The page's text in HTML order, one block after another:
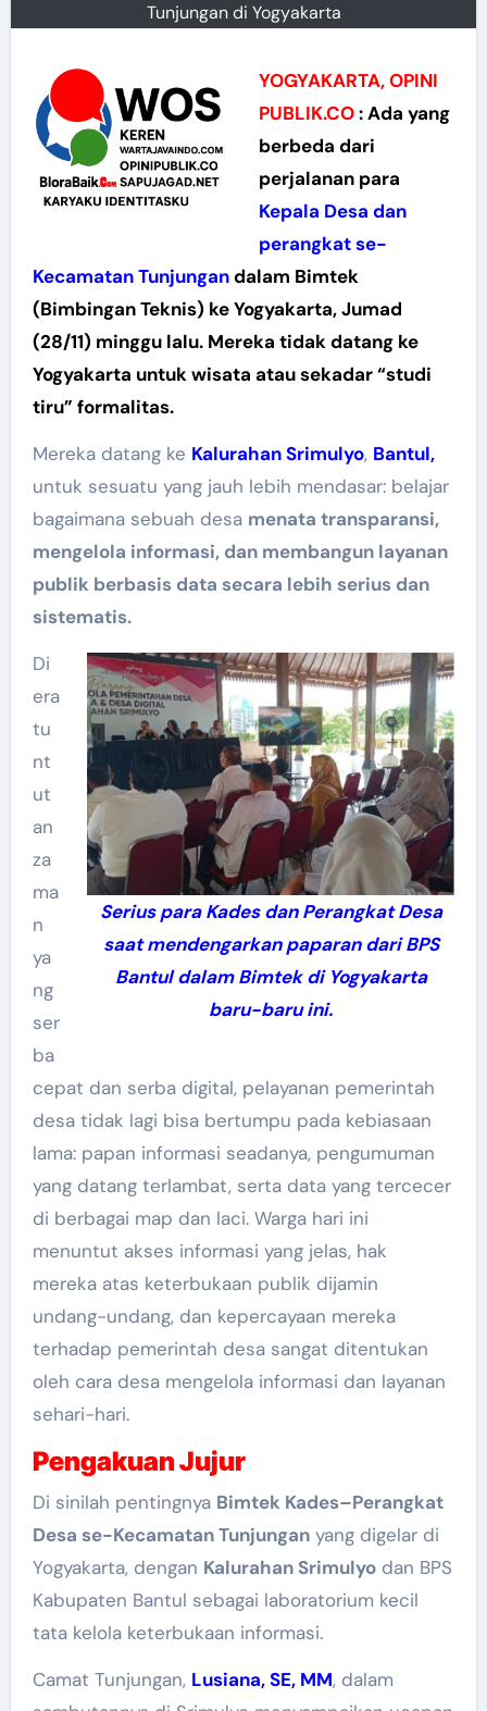
Tunjungan di Yogyakarta
YOGYAKARTA, OPINI
PUBLIK.CO: Ada yang
berbeda dari
perjalanan para
Kepala Desa dan
perangkat se-
Kecamatan Tunjungandalam Bimtek
(Bimbingan Teknis) ke Yogyakarta, Jumad
(28/11) minggu lalu. Mereka tidak datang ke
Yogyakarta untuk wisata atau sekadar “studi
tiru” formalitas.
Mereka datang ke Kalurahan Srimulyo, Bantul,
untuk sesuatu yang jauh lebih mendasar: belajar
bagaimana sebuah desa menata transparansi,
mengelola informasi, dan membangun layanan
publik berbasis data secara lebih serius dan
sistematis.
Serius para Kades dan Perangkat Desa
saat mendengarkan paparan dari BPS
Bantul dalam Bimtek di Yogyakarta
baru-baru ini.
Di
era
tu
nt
ut
an
za
ma
n
ya
ng
ser
ba
cepat dan serba digital, pelayanan pemerintah
desa tidak lagi bisa bertumpu pada kebiasaan
lama: papan informasi seadanya, pengumuman
yang datang terlambat, serta data yang tercecer
di berbagai map dan laci. Warga hari ini
menuntut akses informasi yang jelas, hak
mereka atas keterbukaan publik dijamin
undang-undang, dan kepercayaan mereka
terhadap pemerintah desa sangat ditentukan
oleh cara desa mengelola informasi dan layanan
sehari-hari.
Pengakuan Jujur
Di sinilah pentingnya Bimtek Kades–Perangkat
Desa se-Kecamatan Tunjunganyang digelar di
Yogyakarta, dengan Kalurahan Srimulyodan BPS
Kabupaten Bantul sebagai laboratorium kecil
tata kelola keterbukaan informasi.
Camat Tunjungan, Lusiana, SE, MM, dalam